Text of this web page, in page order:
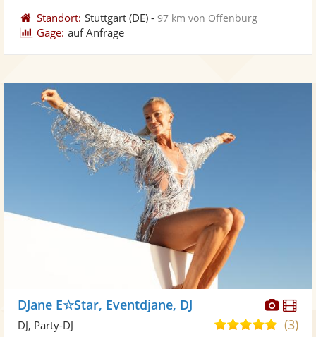
Standort: Stuttgart (DE) -97 km von Offenburg
Gage: auf Anfrage
DJane E☆Star, Eventdjane, DJ
5,0(3)
DJ, Party-DJ